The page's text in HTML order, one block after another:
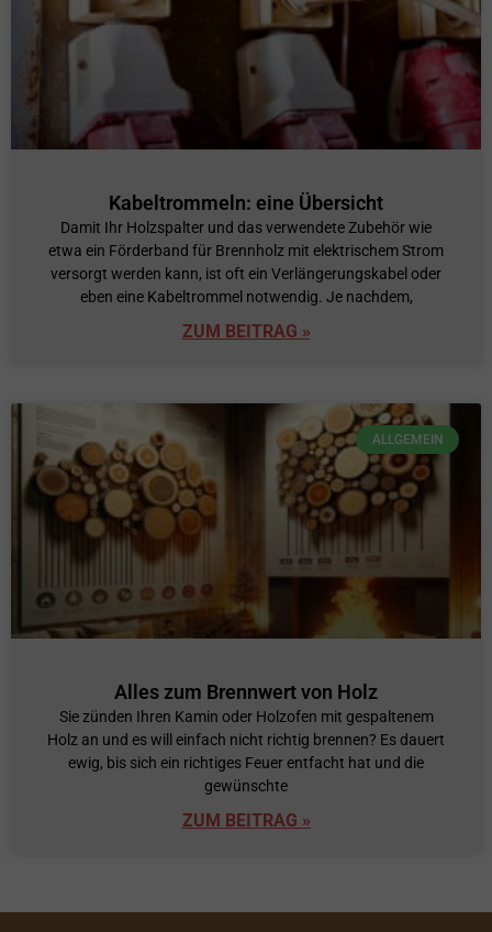
Kabeltrommeln: eine Übersicht
Damit Ihr Holzspalter und das verwendete Zubehör wie
etwa ein Förderband für Brennholz mit elektrischem Strom
versorgt werden kann, ist oft ein Verlängerungskabel oder
eben eine Kabeltrommel notwendig. Je nachdem,
ZUM BEITRAG »
ALLGEMEIN
Alles zum Brennwert von Holz
Sie zünden Ihren Kamin oder Holzofen mit gespaltenem
Holz an und es will einfach nicht richtig brennen? Es dauert
ewig, bis sich ein richtiges Feuer entfacht hat und die
gewünschte
ZUM BEITRAG »